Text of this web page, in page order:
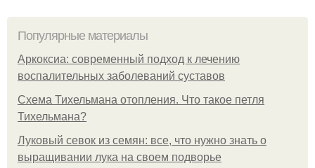
Популярные материалы
Аркоксиа: современный подход к лечению
воспалительных заболеваний суставов
Схема Тихельмана отопления. Что такое петля
Тихельмана?
Луковый севок из семян: все, что нужно знать о
выращивании лука на своем подворье